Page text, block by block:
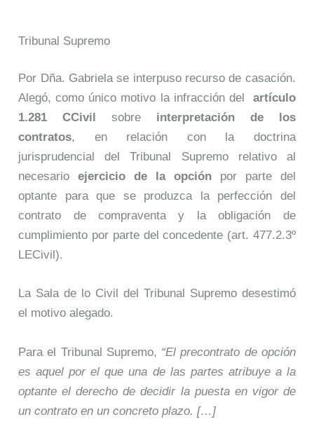
Tribunal Supremo
Por Dña. Gabriela se interpuso recurso de casación.
Alegó, como único motivo la infracción del artículo
1.281CCivilsobre interpretación de los
contratos, en relación con la doctrina
jurisprudencial del Tribunal Supremo relativo al
necesarioejercicio de la opciónpor parte del
optante para que se produzca la perfección del
contrato de compraventa y la obligación de
cumplimiento por parte del concedente (art. 477.2.3º
LECivil).
La Sala de lo Civil del Tribunal Supremo desestimó
el motivo alegado.
Para el Tribunal Supremo, “El precontrato de opción
es aquel por el que una de las partes atribuye a la
optante el derecho de decidir la puesta en vigor de
un contrato en un concreto plazo. […]